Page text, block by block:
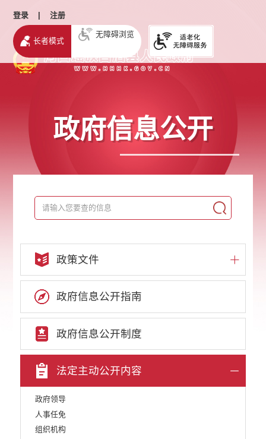
登录 | 注册
长者模式
无障碍浏览
政府信息公开
政策文件
政府信息公开指南
政府信息公开制度
法定主动公开内容
政府领导
人事任免
组织机构